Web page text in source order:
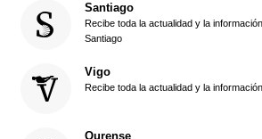
Santiago
Recibe toda la actualidad y la
Santiago
Vigo
Recibe toda la actualidad y la
Ourense